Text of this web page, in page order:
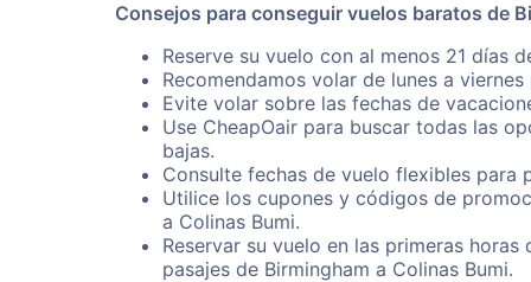
Consejos para conseguir vuelos baratos de
Reserve su vuelo con al menos 21 días
Recomendamos volar de lunes a
Evite volar sobre las fechas de
Use CheapOair para buscar todas las
bajas.
Consulte fechas de vuelo flexibles para
Utilice los cupones y códigos de
a Colinas Bumi.
Reservar su vuelo en las primeras
pasajes de Birmingham a Colinas Bumi.